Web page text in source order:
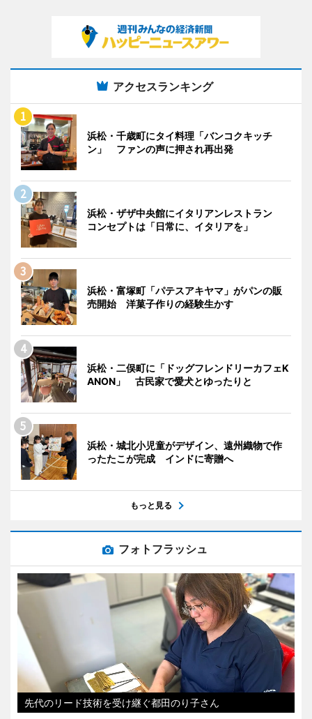
アクセスランキング
浜松・千歳町にタイ料理「バンコクキッチ
ン」 ファンの声に押され再出発
浜松・ザザ中央館にイタリアンレストラン
コンセプトは「日常に、イタリアを」
浜松・富塚町「パテスアキヤマ」がパンの販
売開始 洋菓子作りの経験生かす
浜松・二俣町に「ドッグフレンドリーカフェK
ANON」 古民家で愛犬とゆったりと
浜松・城北小児童がデザイン、遠州織物で作
ったたこが完成 インドに寄贈へ
もっと見る
フォトフラッシュ
先代のリード技術を受け継ぐ都田のり子さん